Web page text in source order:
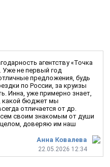
Анна Ковалева
22.05.2026 12:34
агентству «Точка
Уже не первый год
предложения, будь
по России, за круизы
Инна, уже примерно знает,
какой бюджет мы
отличается от др.
своим знакомым от души
целом, доверяю им наш